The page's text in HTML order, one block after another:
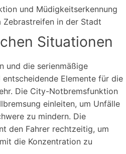
Situationen
und die serienmäßige
Elemente für die
Die City-Notbremsfunktion
einleiten, um Unfälle
zu mindern. Die
den Fahrer rechtzeitig, um
die Konzentration zu